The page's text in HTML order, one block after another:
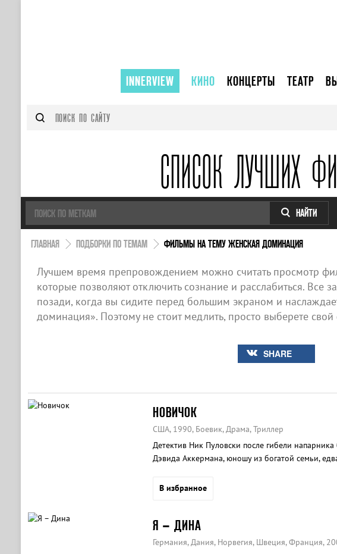
INNERVIEW КИНО КОНЦЕРТЫ ТЕАТР
СПИСОК ЛУЧШИХ
НАЙТИ
ГЛАВНАЯ ПОДБОРКИ ПО ТЕМАМ ФИЛЬМЫ НА ТЕМУ ЖЕНСКАЯ ДОМИНАЦИЯ
Лучшем время препровождением можно считать просмотр
которые позволяют отключить сознание и расслабиться. Все
позади, когда вы сидите перед большим экраном и
доминация». Поэтому не стоит медлить, просто выберете
SHARE
НОВИЧОК
США, 1990, Боевик, Драма, Триллер
Детектив Ник Пуловски после гибели
Дэвида Аккермана, юношу из богатой семьи,
В избранное
Я – ДИНА
Германия, Дания, Норвегия, Швеция, Франция,